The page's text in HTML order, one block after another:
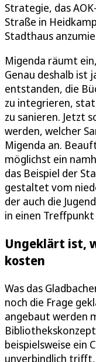
Strategie, das
Straße in
Stadthaus
Migenda räumt
Genau deshalb ist
entstanden, die
zu integrieren,
zu sanieren. Jetzt
werden, welcher
Migenda an.
möglichst ein
das Beispiel der
gestaltet vom
der auch die
in einen
Ungeklärt ist,
kosten
Was das
noch die Frage
angebaut werden
beispielsweise ein
unverbindlich